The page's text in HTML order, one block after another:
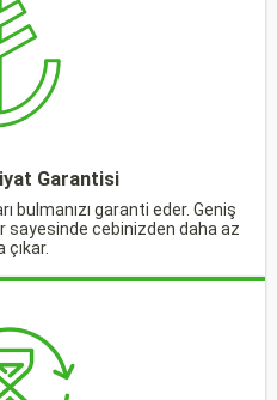
Garantisi
bulmanızı garanti eder. Geniş
sayesinde cebinizden daha az
çıkar.